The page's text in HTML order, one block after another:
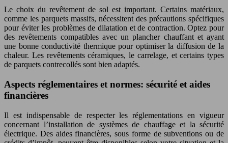
Le choix du revêtement de sol est important. Certains matériaux,
comme les parquets massifs, nécessitent des précautions spécifiques
pour éviter les problèmes de dilatation et de contraction. Optez pour
des revêtements compatibles avec un plancher chauffant et ayant
une bonne conductivité thermique pour optimiser la diffusion de la
chaleur. Les revêtements céramiques, le carrelage, et certains types
de parquets contrecollés sont bien adaptés.
Aspects réglementaires et normes: sécurité et aides
financières
Il est indispensable de respecter les réglementations en vigueur
concernant l’installation de systèmes de chauffage et la sécurité
électrique. Des aides financières, sous forme de subventions ou de